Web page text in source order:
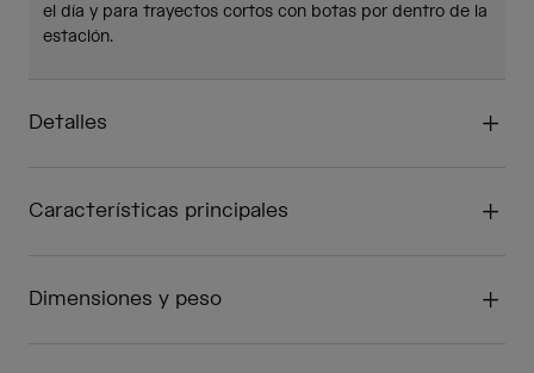
el día y para trayectos cortos con botas por dentro de la
estación.
Detalles
Características principales
Dimensiones y peso